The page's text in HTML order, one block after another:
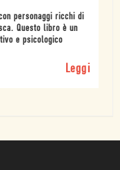
personaggi ricchi di
Questo libro è un
e psicologico
Leggi